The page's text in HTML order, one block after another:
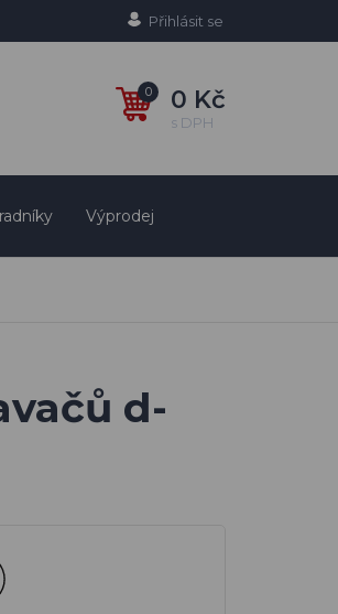
Přihlásit se
0 0 Kč
s DPH
Výprodej
d-